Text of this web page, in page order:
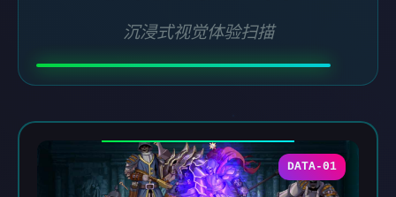
沉浸式视觉体验扫描
DATA-01